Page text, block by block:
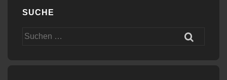
SUCHE
Suchen